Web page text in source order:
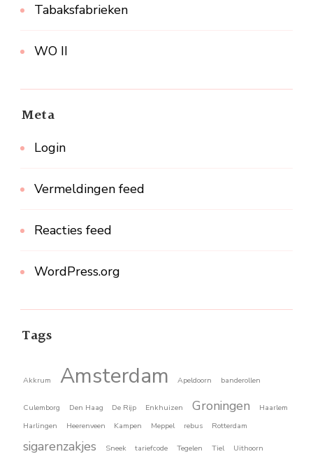
Tabaksfabrieken
WO II
Meta
Login
Vermeldingen feed
Reacties feed
WordPress.org
Tags
Akkrum Amsterdam Apeldoorn banderollen
Culemborg Den Haag De Rijp Enkhuizen Groningen
Haarlem
Harlingen
Heerenveen Kampen Meppel rebus Rotterdam
sigarenzakjes Sneek tariefcode Tegelen Tiel Uithoorn